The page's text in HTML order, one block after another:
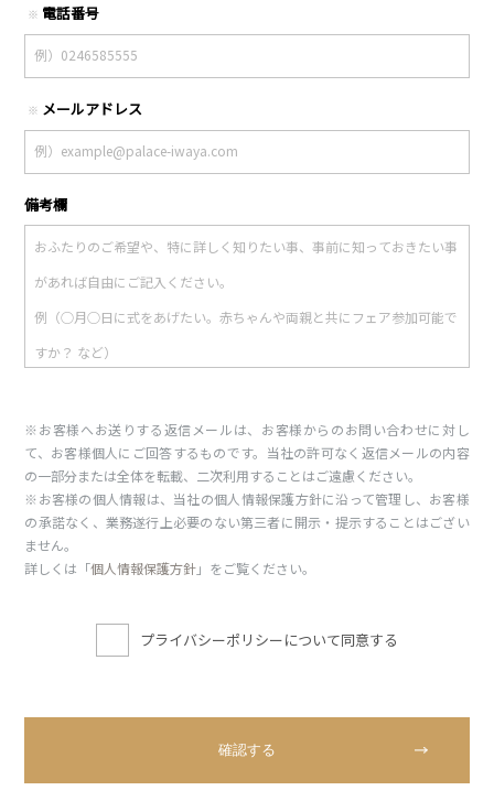
※ 電話番号
※ メールアドレス
備考欄
※お客様へお送りする返信メールは、お客様からのお問い合わせに対し
て、お客様個人にご回答するものです。当社の許可なく返信メールの内容
の一部分または全体を転載、二次利用することはご遠慮ください。
※お客様の個人情報は、当社の個人情報保護方針に沿って管理し、お客様
の承諾なく、業務遂行上必要のない第三者に開示・提示することはござい
ません。
詳しくは「個人情報保護方針」をご覧ください。
プライバシーポリシーについて同意する